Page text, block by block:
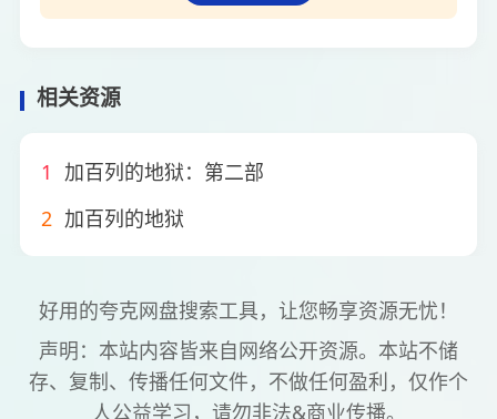
相关资源
1
加百列的地狱：第二部
2 加百列的地狱
好用的夸克网盘搜索工具，让您畅享资源无忧！
声明：本站内容皆来自网络公开资源。本站不储
存、复制、传播任何文件，不做任何盈利，仅作个
人公益学习，请勿非法&商业传播。